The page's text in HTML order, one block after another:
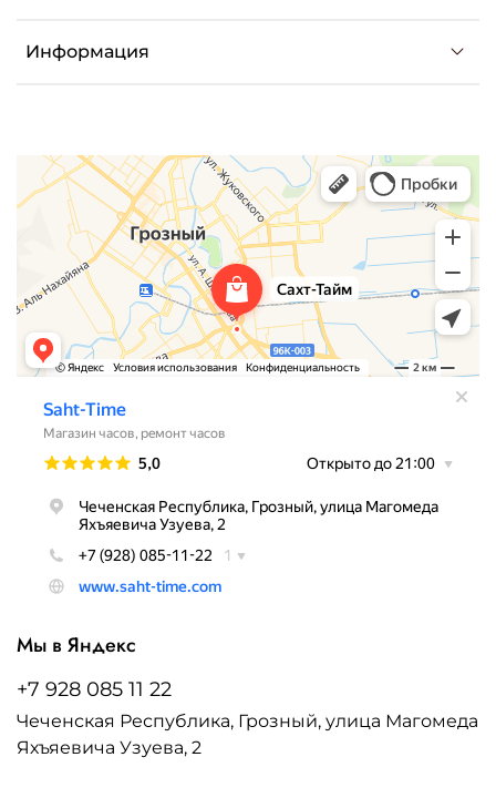
Информация
Мы в Яндекс
+7 928 085 11 22
Чеченская Республика, Грозный, улица Магомеда
Яхъяевича Узуева, 2